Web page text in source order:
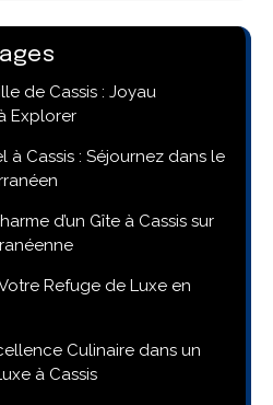
de Cassis : Joyau
Explorer
à Cassis : Séjournez dans le
d’un Gîte à Cassis sur
Refuge de Luxe en
Culinaire dans un
à Cassis